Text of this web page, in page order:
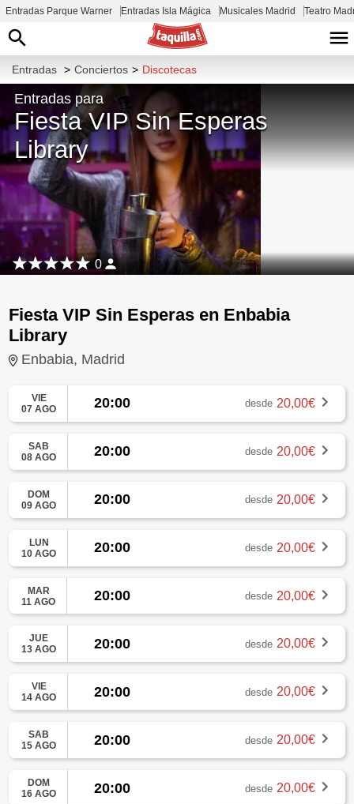
Entradas Parque Warner Entradas Isla Mágica Musicales Madrid Teatro
Entradas > Conciertos > Discotecas
Entradas para
Fiesta VIP Sin Esperas
Library
0
Fiesta VIP Sin Esperas en Enbabia
Library
Enbabia, Madrid
VIE
07 AGO
20:00 desde 20,00€
SAB
08 AGO
20:00 desde 20,00€
DOM
09 AGO
20:00 desde 20,00€
LUN
10 AGO
20:00 desde 20,00€
MAR
11 AGO
20:00 desde 20,00€
JUE
13 AGO
20:00 desde 20,00€
VIE
14 AGO
20:00 desde 20,00€
SAB
15 AGO
20:00 desde 20,00€
DOM
16 AGO
20:00 desde 20,00€